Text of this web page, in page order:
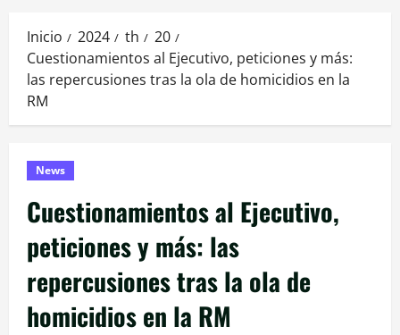
Inicio 2024 th
20
Cuestionamientos al Ejecutivo, peticiones y más:
las repercusiones tras la ola de homicidios en la
RM
News
Cuestionamientos al Ejecutivo,
peticiones y más: las
repercusiones tras la ola de
homicidios en la RM